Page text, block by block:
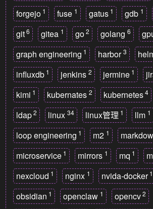
forgejo 1 fuse 1 gatus 1 gdb 1
git 6 gitea 1 go 2 golang 6
graph engineering 1 harbor 3
influxdb 1 jenkins 2 jermine 1
kimi 1 kubernates 2 kubernetes 4
ldap 2 linux 34 linux管理 1 llm 1
loop engineering 1 m2 1
microservice 1 mirrors 1 mq 1
nexcloud 1 nginx 1 nvida-docker 1
obsidian 1 openclaw 1 opencv 2